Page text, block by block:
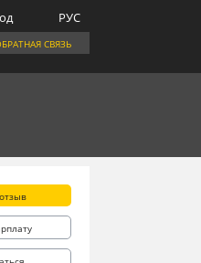
РУС
СВЯЗЬ